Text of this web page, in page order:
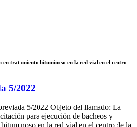
en tratamiento bituminoso en la red vial en el centro
5/2022
5/2022 Objeto del llamado: La
para ejecución de bacheos y
en la red vial en el centro de la